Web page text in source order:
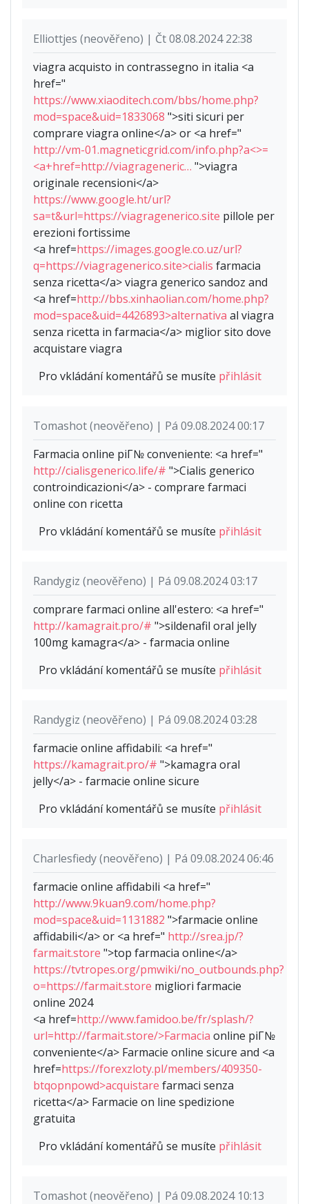
Elliottjes (neověřeno) | Čt 08.08.2024 22:38
viagra acquisto in contrassegno in italia <a
href="
https://www.xiaoditech.com/bbs/home.php?
mod=space&uid=1833068 ">siti sicuri per
comprare viagra online</a> or <a href="
http://vm-01.magneticgrid.com/info.php?a<>=
<a+href=http://viagrageneric… ">viagra
originale recensioni</a>
https://www.google.ht/url?
sa=t&url=https://viagragenerico.site pillole per
erezioni fortissime
<a href=https://images.google.co.uz/url?
q=https://viagragenerico.site>cialis farmacia
senza ricetta</a> viagra generico sandoz and
<a href=http://bbs.xinhaolian.com/home.php?
mod=space&uid=4426893>alternativa al viagra
senza ricetta in farmacia</a> miglior sito dove
acquistare viagra
Pro vkládání komentářů se musíte přihlásit
Tomashot (neověřeno) | Pá 09.08.2024 00:17
Farmacia online piГ№ conveniente: <a href="
http://cialisgenerico.life/# ">Cialis generico
controindicazioni</a> - comprare farmaci
online con ricetta
Pro vkládání komentářů se musíte přihlásit
Randygiz (neověřeno) | Pá 09.08.2024 03:17
comprare farmaci online all'estero: <a href="
http://kamagrait.pro/# ">sildenafil oral jelly
100mg kamagra</a> - farmacia online
Pro vkládání komentářů se musíte přihlásit
Randygiz (neověřeno) | Pá 09.08.2024 03:28
farmacie online affidabili: <a href="
https://kamagrait.pro/# ">kamagra oral
jelly</a> - farmacie online sicure
Pro vkládání komentářů se musíte přihlásit
Charlesfiedy (neověřeno) | Pá 09.08.2024 06:46
farmacie online affidabili <a href="
http://www.9kuan9.com/home.php?
mod=space&uid=1131882 ">farmacie online
affidabili</a> or <a href=" http://srea.jp/?
farmait.store ">top farmacia online</a>
https://tvtropes.org/pmwiki/no_outbounds.php?
o=https://farmait.store migliori farmacie
online 2024
<a href=http://www.famidoo.be/fr/splash/?
url=http://farmait.store/>Farmacia online piГ№
conveniente</a> Farmacie online sicure and <a
href=https://forexzloty.pl/members/409350-
btqopnpowd>acquistare farmaci senza
ricetta</a> Farmacie on line spedizione
gratuita
Pro vkládání komentářů se musíte přihlásit
Tomashot (neověřeno) | Pá 09.08.2024 10:13